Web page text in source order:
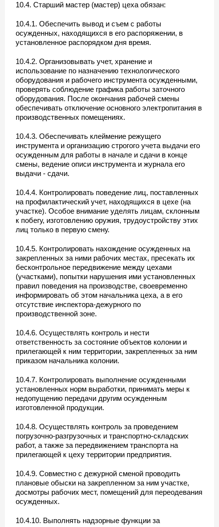
10.4. Старший мастер (мастер) цеха обязан:
10.4.1. Обеспечить вывод и съем с работы
осужденных, находящихся в его распоряжении, в
установленное распорядком дня время.
10.4.2. Организовывать учет, хранение и
использование по назначению технологического
оборудования и рабочего инструмента осужденными,
проверять соблюдение графика работы заточного
оборудования. После окончания рабочей смены
обеспечивать отключение основного электропитания в
производственных помещениях.
10.4.3. Обеспечивать клеймение режущего
инструмента и организацию строгого учета выдачи его
осужденным для работы в начале и сдачи в конце
смены, ведение описи инструмента и журнала его
выдачи - сдачи.
10.4.4. Контролировать поведение лиц, поставленных
на профилактический учет, находящихся в цехе (на
участке). Особое внимание уделять лицам, склонным
к побегу, изготовлению оружия, трудоустройству этих
лиц только в первую смену.
10.4.5. Контролировать нахождение осужденных на
закрепленных за ними рабочих местах, пресекать их
бесконтрольное передвижение между цехами
(участками), попытки нарушения ими установленных
правил поведения на производстве, своевременно
информировать об этом начальника цеха, а в его
отсутствие инспектора-дежурного по
производственной зоне.
10.4.6. Осуществлять контроль и нести
ответственность за состояние объектов колонии и
прилегающей к ним территории, закрепленных за ним
приказом начальника колонии.
10.4.7. Контролировать выполнение осужденными
установленных норм выработки, принимать меры к
недопущению передачи другим осужденным
изготовленной продукции.
10.4.8. Осуществлять контроль за проведением
погрузочно-разгрузочных и транспортно-складских
работ, а также за передвижением транспорта на
прилегающей к цеху территории предприятия.
10.4.9. Совместно с дежурной сменой проводить
плановые обыски на закрепленном за ним участке,
досмотры рабочих мест, помещений для переодевания
осужденных.
10.4.10. Выполнять надзорные функции за